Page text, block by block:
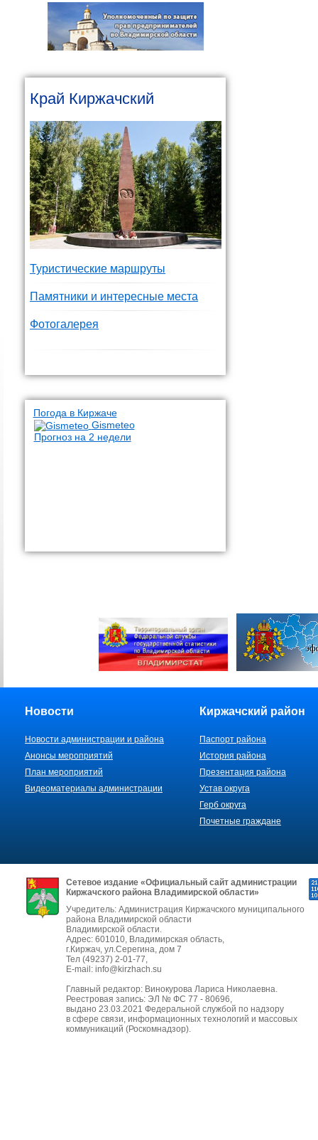
Край Киржачский
Туристические маршруты
Памятники и интересные места
Фотогалерея
Погода в Киржаче
Gismeteo
Прогноз на 2 недели
Новости
Новости администрации и района
Анонсы мероприятий
План мероприятий
Видеоматериалы администрации
Киржачский район
Паспорт района
История района
Презентация района
Устав округа
Герб округа
Почетные граждане
Сетевое издание «Официальный сайт администрации
Киржачского района Владимирской области»
Учредитель: Администрация Киржачского муниципального
района Владимирской области
Владимирской области.
Адрес: 601010, Владимирская область,
г.Киржач, ул.Серегина, дом 7
Тел (49237) 2-01-77,
E-mail: info@kirzhach.su
Главный редактор: Винокурова Лариса Николаевна.
Реестровая запись: ЭЛ № ФС 77 - 80696,
выдано 23.03.2021 Федеральной службой по надзору
в сфере связи, информационных технологий и массовых
коммуникаций (Роскомнадзор).